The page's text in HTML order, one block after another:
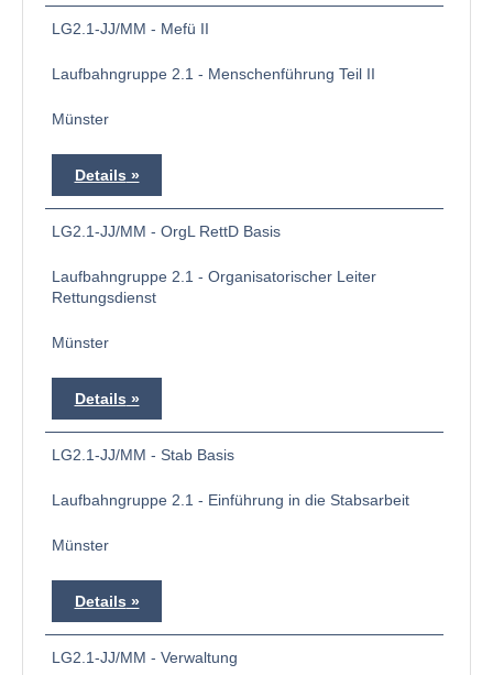
LG2.1-JJ/MM - Mefü II
Laufbahngruppe 2.1 - Menschenführung Teil II
Münster
Details
LG2.1-JJ/MM - OrgL RettD Basis
Laufbahngruppe 2.1 - Organisatorischer Leiter
Rettungsdienst
Münster
Details
LG2.1-JJ/MM - Stab Basis
Laufbahngruppe 2.1 - Einführung in die Stabsarbeit
Münster
Details
LG2.1-JJ/MM - Verwaltung